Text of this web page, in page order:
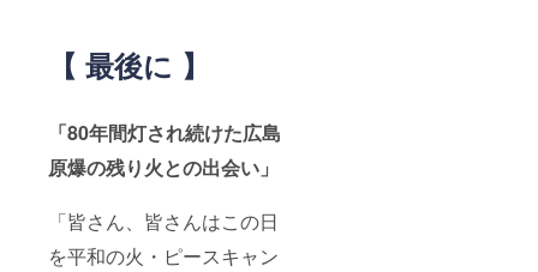
【 最後に 】
「80年間灯され続けた広島
原爆の残り火との出会い」
「皆さん、皆さんはこの日
を平和の火・ピースキャン